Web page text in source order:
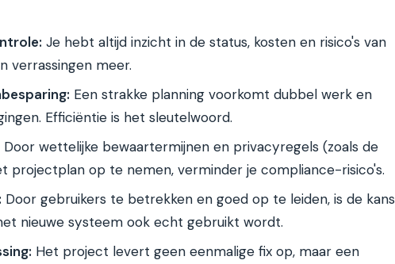
Je hebt altijd inzicht in de status, kosten en risico's van
verrassingen meer.
Een strakke planning voorkomt dubbel werk en
Efficiëntie is het sleutelwoord.
Door wettelijke bewaartermijnen en privacyregels (zoals de
projectplan op te nemen, verminder je compliance-risico's.
Door gebruikers te betrekken en goed op te leiden, is de kans
nieuwe systeem ook echt gebruikt wordt.
Het project levert geen eenmalige fix op, maar een